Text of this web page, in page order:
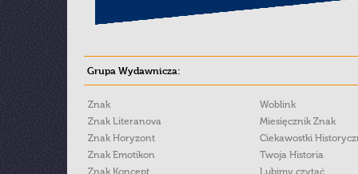
Grupa Wydawnicza:
Znak
Znak Literanova
Znak Horyzont
Znak Emotikon
Znak Koncept
Woblink
Miesięcznik Znak
Ciekawostki
Twoja Historia
Lubimy czytać